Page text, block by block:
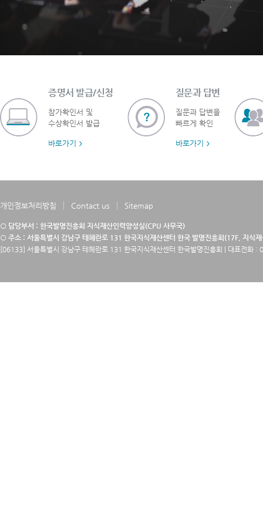
증명서 발급/신청
참가확인서 및
수상확인서 발급
바로가기
질문과 답변
질문과 답변을
빠르게 확인
바로가기
개인정보처리방침 Contact us Sitemap
○ 담당부서 : 한국발명진흥회 지식재산인력양성실(CPU 사무국)
○ 주소 : 서울특별시 강남구 테헤란로 131 한국지식재산센터 한국 발명진흥회(17F, 지식
[06133] 서울특별시 강남구 테헤란로 131 한국지식재산센터 한국발명진흥회 | 대표전화